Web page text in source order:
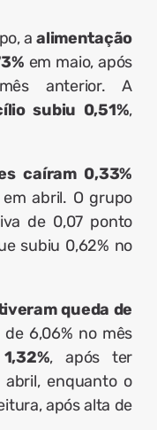
aalimentação
em maio, após
anterior. A
subiu 0,51%,
caíram 0,33%
abril. O grupo
de 0,07 ponto
subiu 0,62% no
queda de
6,06% no mês
, após ter
enquanto o
após alta de